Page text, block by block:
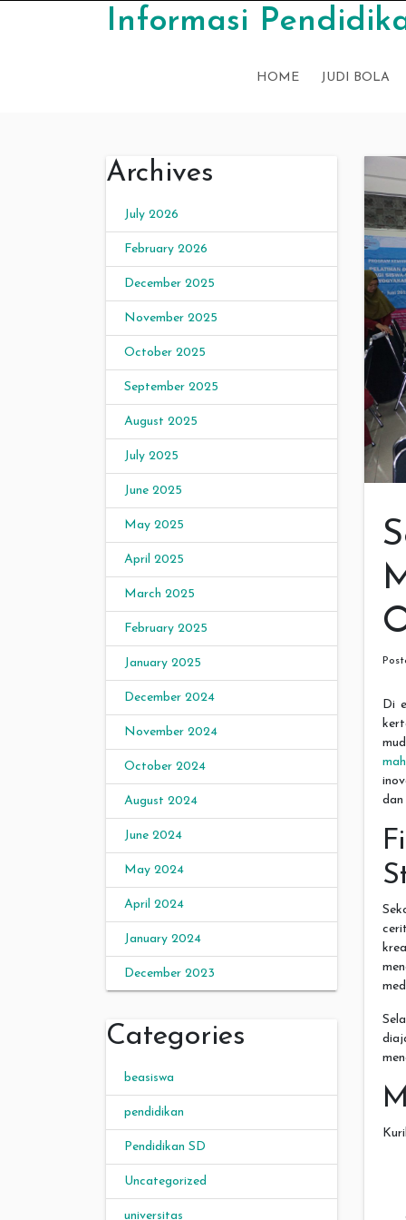
Informasi
HOME JUDI BOLA
Archives
July 2026
February 2026
December 2025
November 2025
October 2025
September 2025
August 2025
July 2025
June 2025
May 2025
April 2025
March 2025
February 2025
January 2025
December 2024
November 2024
October 2024
August 2024
June 2024
May 2024
April 2024
January 2024
December 2023
Categories
beasiswa
pendidikan
Pendidikan SD
Uncategorized
universitas
Di
dan